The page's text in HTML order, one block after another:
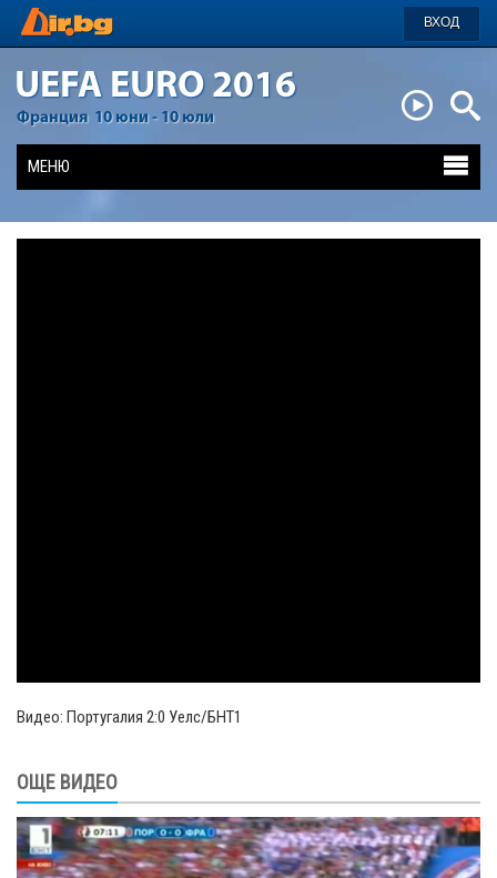
ВХОД
МЕНЮ
Видео: Португалия 2:0 Уелс/БНТ1
ОЩЕ ВИДЕО